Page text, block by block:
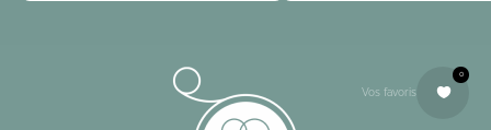
Vos favoris
0